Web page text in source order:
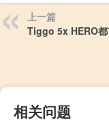
上一篇
Tiggo 5x HERO
相关问题